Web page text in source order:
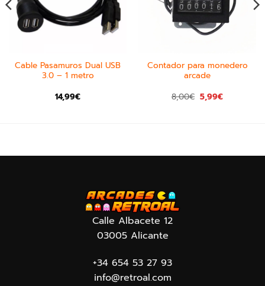
Cable Pasamuros Dual USB
3.0 – 1 metro
14,99€
Contador para monedero
arcade
8,00€ 5,99€
Calle Albacete 12
03005 Alicante
+34 654 53 27 93
info@retroal.com